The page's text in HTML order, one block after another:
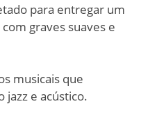
para entregar um
graves suaves e
musicais que
jazz e acústico.